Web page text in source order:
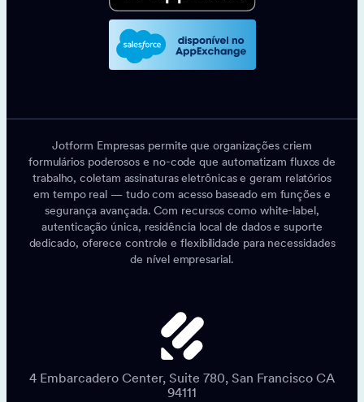
Jotform Empresas permite que organizações criem
formulários poderosos e no-code que automatizam fluxos de
trabalho, coletam assinaturas eletrônicas e geram relatórios
em tempo real — tudo com acesso baseado em funções e
segurança avançada. Com recursos como white-label,
autenticação única, residência local de dados e suporte
dedicado, oferece controle e flexibilidade para necessidades
de nível empresarial.
4 Embarcadero Center, Suite 780, San Francisco CA
94111